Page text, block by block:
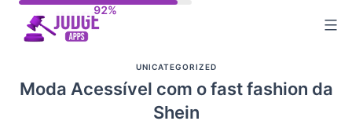
UNICATEGORIZED
Moda Acessível com o fast fashion da
Shein